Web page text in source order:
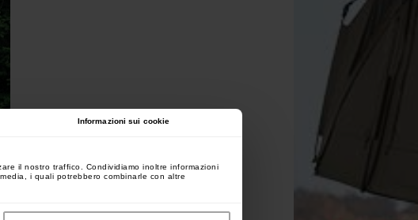
Informazioni sui cookie
il nostro traffico. Condividiamo inoltre informazioni
i quali potrebbero combinarle con altre